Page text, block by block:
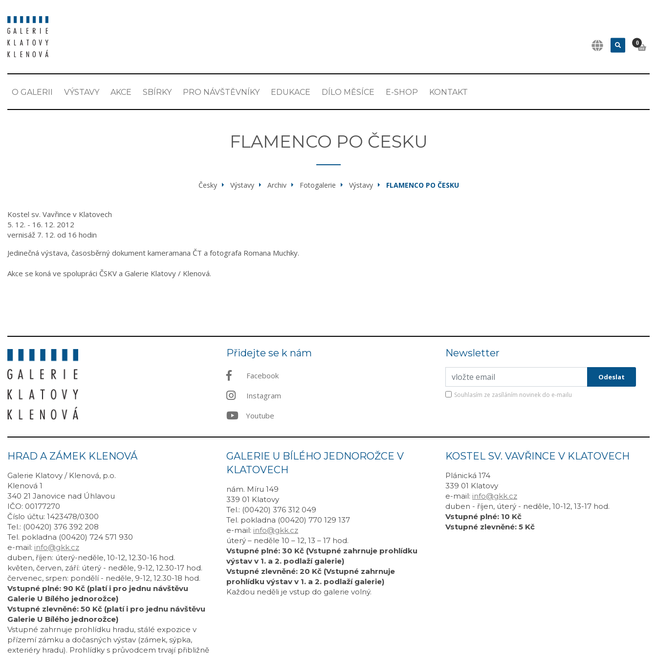
0
O GALERII VÝSTAVY AKCE SBÍRKY PRO NÁVŠTĚVNÍKY EDUKACE DÍLO MĚSÍCE E-SHOP KONTAKT
FLAMENCO PO ČESKU
Česky Výstavy Archiv Fotogalerie Výstavy FLAMENCO PO ČESKU
Kostel sv. Vavřince v Klatovech
5. 12. - 16. 12. 2012
vernisáž 7. 12. od 16 hodin
Jedinečná výstava, časosběrný dokument kameramana ČT a fotografa Romana Muchky.
Akce se koná ve spolupráci ČSKV a Galerie Klatovy / Klenová.
Přidejte se k nám
Facebook
Instagram
Youtube
Newsletter
Souhlasím ze zasíláním novinek do e-mailu
HRAD A ZÁMEK KLENOVÁ
Galerie Klatovy / Klenová, p.o.
Klenová 1
340 21 Janovice nad Úhlavou
IČO: 00177270
Číslo účtu: 1423478/0300
Tel.: (00420) 376 392 208
Tel. pokladna (00420) 724 571 930
e-mail: info@gkk.cz
duben, říjen: úterý-neděle, 10-12, 12.30-16 hod.
květen, červen, září: úterý - neděle, 9-12, 12.30-17 hod.
červenec, srpen: pondělí - neděle, 9-12, 12.30-18 hod.
Vstupné plné: 90 Kč (platí i pro jednu návštěvu
Galerie U Bílého jednorožce)
Vstupné zlevněné: 50 Kč (platí i pro jednu návštěvu
Galerie U Bílého jednorožce)
Vstupné zahrnuje prohlídku hradu, stálé expozice v
přízemí zámku a dočasných výstav (zámek, sýpka,
exteriéry hradu). Prohlídky s průvodcem trvají přibližně
GALERIE U BÍLÉHO JEDNOROŽCE V
KLATOVECH
nám. Míru 149
339 01 Klatovy
Tel.: (00420) 376 312 049
Tel. pokladna (00420) 770 129 137
e-mail: info@gkk.cz
úterý – neděle 10 – 12, 13 – 17 hod.
Vstupné plné: 30 Kč (Vstupné zahrnuje prohlídku
výstav v 1. a 2. podlaží galerie)
Vstupné zlevněné: 20 Kč (Vstupné zahrnuje
prohlídku výstav v 1. a 2. podlaží galerie)
Každou neděli je vstup do galerie volný.
KOSTEL SV. VAVŘINCE V KLATOVECH
Plánická 174
339 01 Klatovy
e-mail: info@gkk.cz
duben - říjen, úterý - neděle, 10-12, 13-17 hod.
Vstupné plné: 10 Kč
Vstupné zlevněné: 5 Kč